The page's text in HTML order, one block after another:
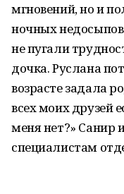
мгновений, но и
ночных
не пугали
дочка. Руслана
возрасте задала
всех моих друзей
меня нет?» Санир
специалистам